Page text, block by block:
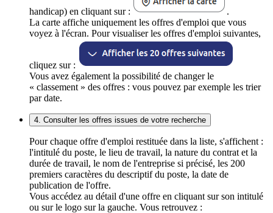
handicap) en cliquant sur :
.
La carte affiche uniquement les offres d'emploi que vous
voyez à l'écran. Pour visualiser les offres d'emploi suivantes,
cliquez sur :
Vous avez également la possibilité de changer le
« classement » des offres : vous pouvez par exemple les trier
par date.
4. Consulter les offres issues de votre recherche
Pour chaque offre d'emploi restituée dans la liste, s'affichent :
l'intitulé du poste, le lieu de travail, la nature du contrat et la
durée de travail, le nom de l'entreprise si précisé, les 200
premiers caractères du descriptif du poste, la date de
publication de l'offre.
Vous accédez au détail d'une offre en cliquant sur son intitulé
ou sur le logo sur la gauche. Vous retrouvez :